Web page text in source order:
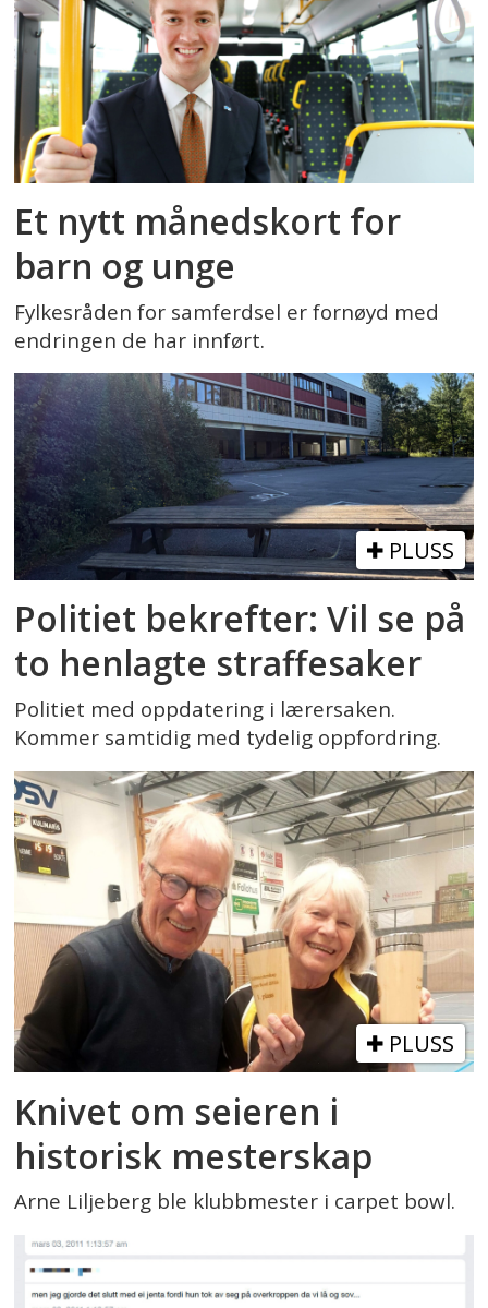
Et nytt månedskort for
barn og unge
Fylkesråden for samferdsel er fornøyd med
endringen de har innført.
PLUSS
Politiet bekrefter: Vil se på
to henlagte straffesaker
Politiet med oppdatering i lærersaken.
Kommer samtidig med tydelig oppfordring.
PLUSS
Knivet om seieren i
historisk mesterskap
Arne Liljeberg ble klubbmester i carpet bowl.